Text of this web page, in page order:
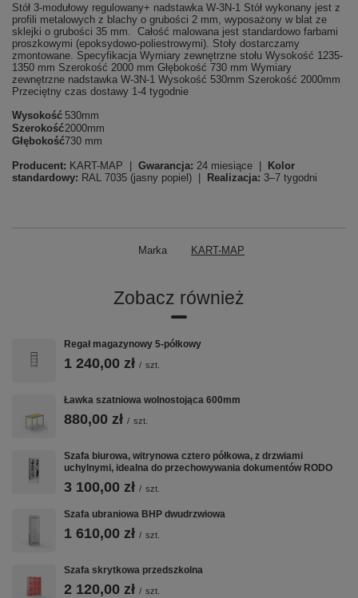
Stół 3-modułowy regulowany+ nadstawka W-3N-1 Stół wykonany jest z
profili metalowych z blachy o grubości 2 mm, wyposażony w blat ze
sklejki o grubości 35 mm. Całość malowana jest standardowo farbami
proszkowymi (epoksydowo-poliestrowymi). Stoły dostarczamy
zmontowane. Specyfikacja Wymiary zewnętrzne stołu Wysokość 1235-
1350 mm Szerokość 2000 mm Głębokość 730 mm Wymiary
zewnętrzne nadstawka W-3N-1 Wysokość 530mm Szerokość 2000mm
Przeciętny czas dostawy 1-4 tygodnie
Wysokość 530mm
Szerokość2000mm
Głębokość730 mm
Producent: KART-MAP | Gwarancja: 24 miesiące |
Kolor
standardowy: RAL 7035 (jasny popiel) | Realizacja: 3–7 tygodni
Marka KART-MAP
Zobacz również
Regał magazynowy 5-półkowy
1 240,00 zł / szt.
Ławka szatniowa wolnostojąca 600mm
880,00 zł / szt.
Szafa biurowa, witrynowa cztero półkowa, z drzwiami
uchylnymi, idealna do przechowywania dokumentów RODO
3 100,00 zł / szt.
Szafa ubraniowa BHP dwudrzwiowa
1 610,00 zł / szt.
Szafa skrytkowa przedszkolna
2 120,00 zł / szt.